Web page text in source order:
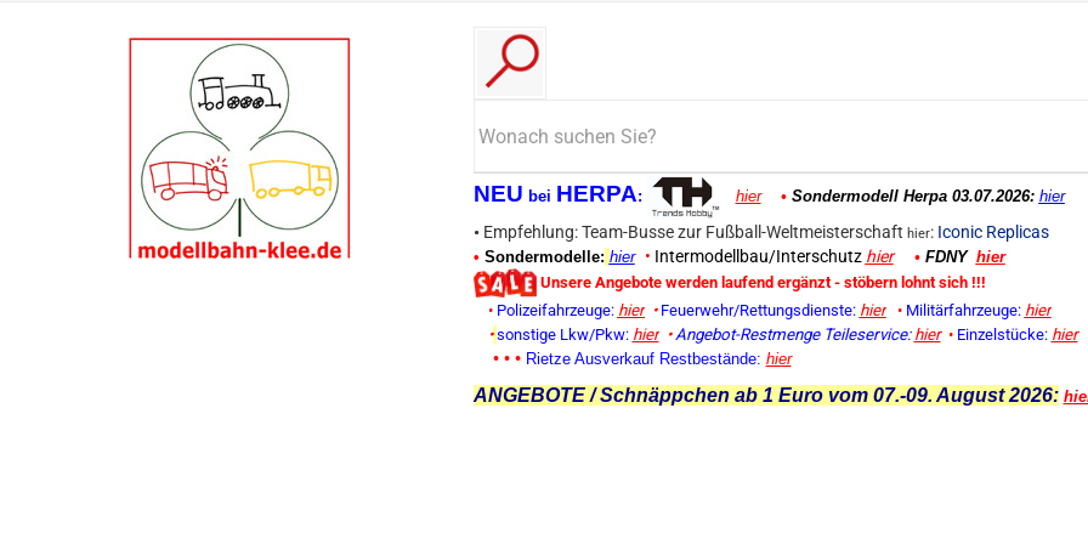
NEU bei HERPA: hier • Sondermodell Herpa 03.07.2026: hier
• Empfehlung: Team-Busse zur Fußball-Weltmeisterschaft hier: Iconic Replicas
• Sondermodelle: hier • Intermodellbau/Interschutz hier • FDNY hier
Unsere Angebote werden laufend ergänzt - stöbern lohnt sich !!!
•Polizeifahrzeuge: hier • Feuerwehr/Rettungsdienste: hier • Militärfahrzeuge: hier
• sonstige Lkw/Pkw: hier • Angebot-Restmenge Teileservice: hier • Einzelstücke: hier
• • • Rietze Ausverkauf Restbestände: hier
ANGEBOTE / Schnäppchen ab 1 Euro vom 07.-09. August 2026: